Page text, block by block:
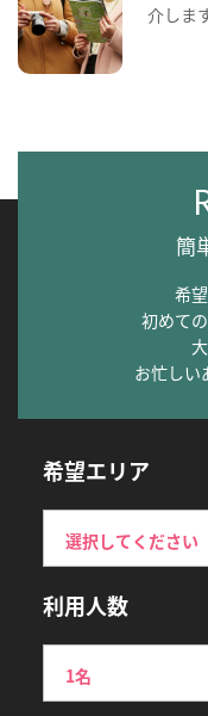
介しま
簡
希
初めて
お忙しい
希望エリア
利用人数